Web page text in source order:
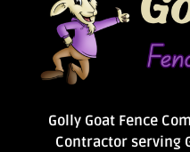
Golly Goat Fence
Contractor serving